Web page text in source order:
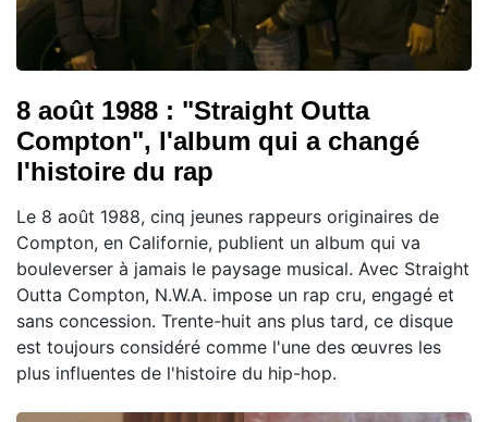
8 août 1988 : "Straight Outta
Compton", l'album qui a changé
l'histoire du rap
Le 8 août 1988, cinq jeunes rappeurs originaires de
Compton, en Californie, publient un album qui va
bouleverser à jamais le paysage musical. Avec Straight
Outta Compton, N.W.A. impose un rap cru, engagé et
sans concession. Trente-huit ans plus tard, ce disque
est toujours considéré comme l'une des œuvres les
plus influentes de l'histoire du hip-hop.